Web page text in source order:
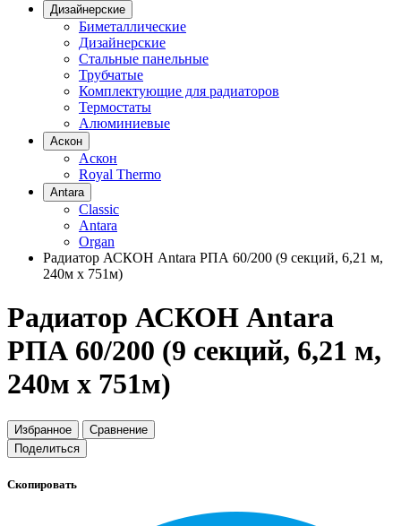
Дизайнерские
Биметаллические
Дизайнерские
Стальные панельные
Трубчатые
Комплектующие для радиаторов
Термостаты
Алюминиевые
Аскон
Аскон
Royal Thermo
Antara
Classic
Antara
Organ
Радиатор АСКОН Antara РПА 60/200 (9 секций, 6,21 м,
240м х 751м)
Радиатор АСКОН Antara
РПА 60/200 (9 секций, 6,21 м,
240м х 751м)
Избранное
Сравнение
Поделиться
Скопировать